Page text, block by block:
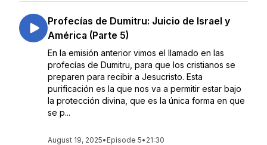
Profecías de Dumitru: Juicio de Israel y
América (Parte 5)
En la emisión anterior vimos el llamado en las
profecías de Dumitru, para que los cristianos se
preparen para recibir a Jesucristo. Esta
purificación es la que nos va a permitir estar bajo
la protección divina, que es la única forma en que
se p...
August 19, 2025• Episode 5• 21:30